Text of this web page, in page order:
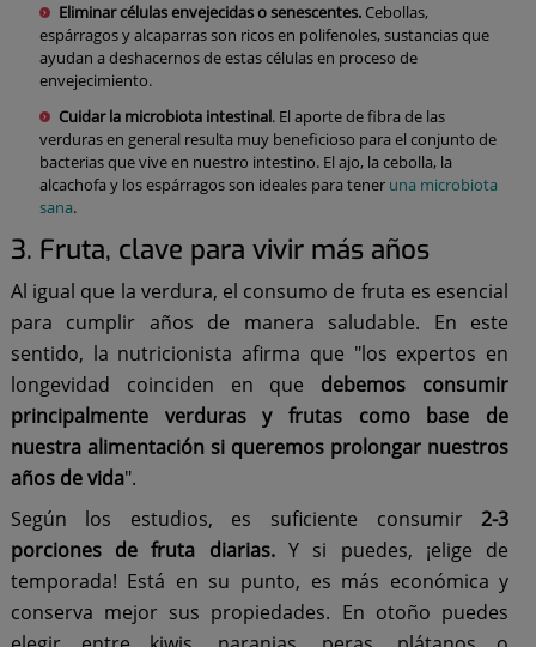
Eliminar células envejecidas o senescentes.Cebollas,
espárragos y alcaparras son ricos en polifenoles, sustancias que
ayudan a deshacernos de estas células en proceso de
envejecimiento.
Cuidar la microbiota intestinal. El aporte de fibra de las
verduras en general resulta muy beneficioso para el conjunto de
bacterias que vive en nuestro intestino. El ajo, la cebolla, la
alcachofa y los espárragos son ideales para tener una microbiota
sana.
3. Fruta, clave para vivir más años
Al igual que la verdura, el consumo de fruta es esencial
para cumplir años de manera saludable. En este
sentido, la nutricionista afirma que "los expertos en
longevidad coinciden en que debemos consumir
principalmente verduras y frutas como base de
nuestra alimentación si queremos prolongar nuestros
años de vida".
Según los estudios, es suficiente consumir2-3
porciones de fruta diarias.Y si puedes, ¡elige de
temporada! Está en su punto, es más económica y
conserva mejor sus propiedades. En otoño puedes